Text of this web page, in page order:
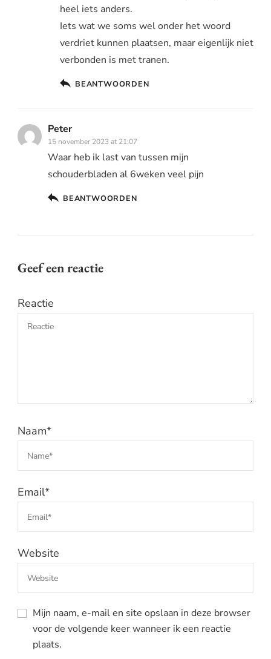
heel iets anders.
Iets wat we soms wel onder het woord
verdriet kunnen plaatsen, maar eigenlijk niet
verbonden is met tranen.
BEANTWOORDEN
Peter
15 november 2023 at 21:07
Waar heb ik last van tussen mijn
schouderbladen al 6weken veel pijn
BEANTWOORDEN
Geef een reactie
Reactie
Naam*
Email*
Website
Mijn naam, e-mail en site opslaan in deze browser
voor de volgende keer wanneer ik een reactie
plaats.